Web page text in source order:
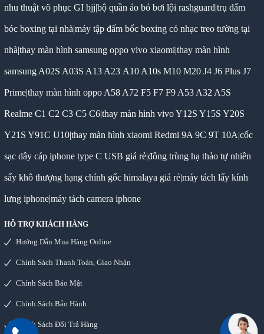
nhu thuật võ phục GI bjj|bộ quần áo bó bơi lội rashguard|trụ đấm
bóc boxing tại nhà|máy tập đấm bốc boxing có nhạc treo tường tại
nhà|thay màn hình samsung oppo vivo xiaomi|thay màn hình
samsung A02S A03S A13 A23 A10 A10s M10 M20 J4 J6 Plus J7
Prime|thay màn hình oppo A58 A72 F5 F7 F9 A53 A32 A5S
Realme C1 C2 C3 C5 C6|thay màn hình vivo Y12S Y15S Y20S
Y21S Y91C U10|thay màn hình xiaomi Redmi 9A 9C 9T 10A|cốc
sạc dây cáp iphone type C USB giá rẻ|đông trùng hạ thảo tự nhiên
sấy khô thượng hạng chính gốc himalaya giá rẻ|máy tách lấy kính
lưng iphone|máy tách camera iphone
HỖ TRỢ KHÁCH HÀNG
Hướng Dẫn Mua Hàng Online
Chính Sách Thanh Toán, Giao Nhận
Chính Sách Bảo Mật
Chính Sách Bảo Hành
Chính Sách Đổi Trả Hàng